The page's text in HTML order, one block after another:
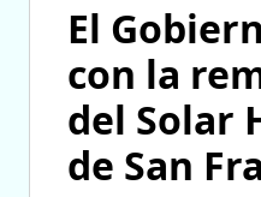
El
con la
del Solar
de San